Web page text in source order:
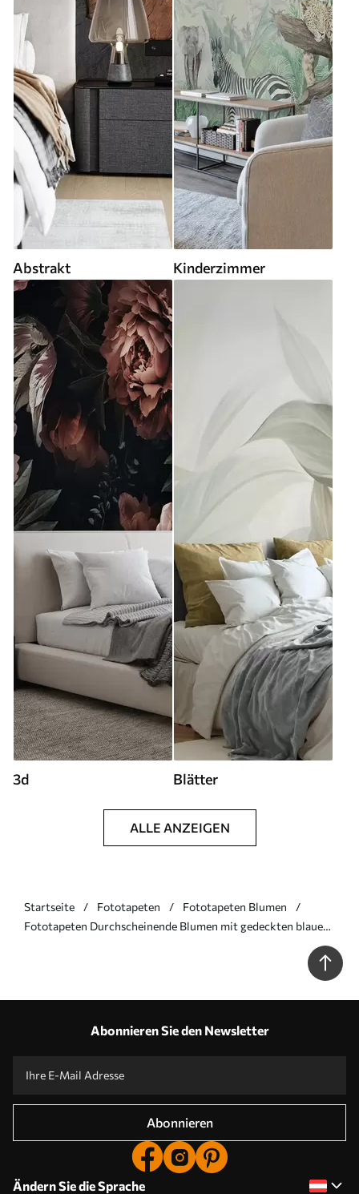
Abstrakt Kinderzimmer
3d Blätter
ALLE ANZEIGEN
Startseite Fototapeten
Fototapeten Blumen
Fototapeten Durchscheinende Blumen mit gedeckten blauen
und rosa Blütenblättern, langen Stielen, hellem Hintergrund,
Abonnieren Sie den Newsletter
Abonnieren
Ändern Sie die Sprache